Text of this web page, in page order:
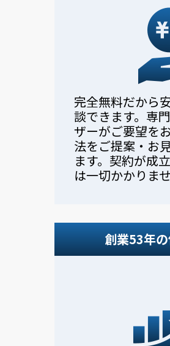
完全無料だから
談できます。専
ザーがご要望を
法をご提案・お
ます。契約が成
は一切かかりませ
創業53年